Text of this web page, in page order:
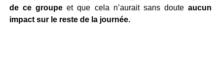
de ce groupe et que cela n’aurait sans douteaucun
impact sur le reste de la journée.